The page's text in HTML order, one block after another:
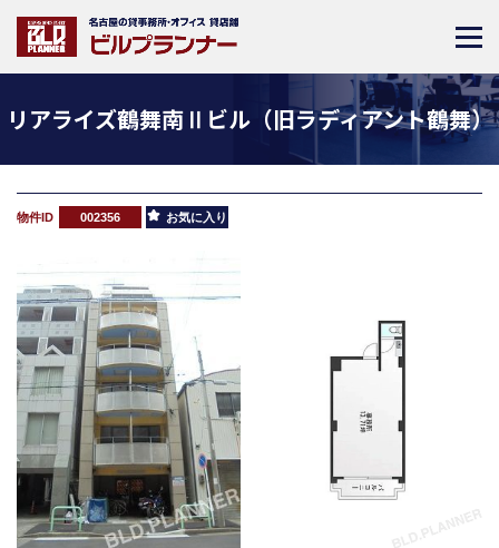
リアライズ鶴舞南Ⅱビル（旧ラディアント鶴舞）
物件ID 002356 お気に入り